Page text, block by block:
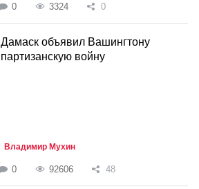
0 3324 0
Дамаск объявил Вашингтону
партизанскую войну
Владимир Мухин
0 92606 48